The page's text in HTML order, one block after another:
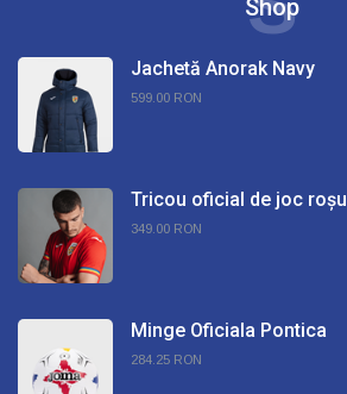
Shop
Jachetă Anorak Navy
599.00 RON
Tricou oficial de joc roșu
349.00 RON
Minge Oficiala Pontica
284.25 RON